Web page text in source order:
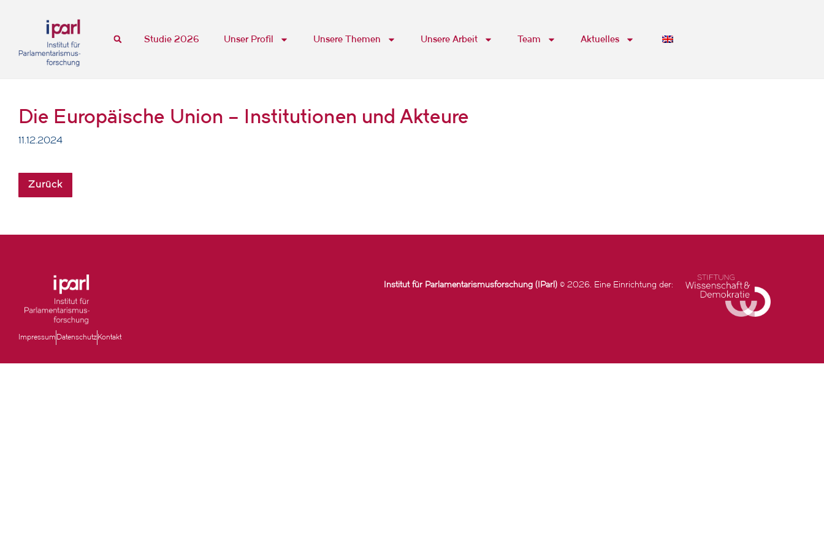
Studie 2026 Unser Profil Unsere Themen Unsere Arbeit Team Aktuelles
Die Europäische Union – Institutionen und Akteure
11.12.2024
Zurück
Institut für Parlamentarismusforschung (IParl)© 2026. Eine Einrichtung der:
Impressum Datenschutz Kontakt